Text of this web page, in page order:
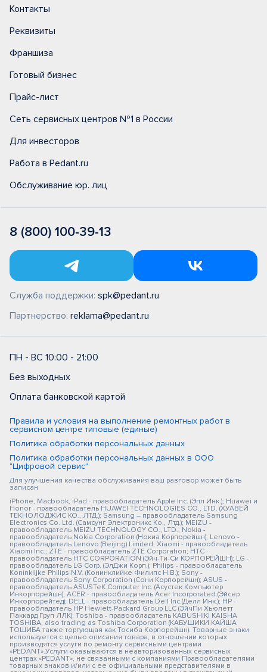
Контакты
Реквизиты
Франшиза
Готовый бизнес
Прайс-лист
Сеть сервисных центров №1 в России
Для инвесторов
Работа в Pedant.ru
Обслуживание юр. лиц
8 (800) 100-39-13
Служба поддержки: spk@pedant.ru
Партнерство: reklama@pedant.ru
ПН - ВС 10:00 - 21:00
Без выходных
Оплата банковской картой
Правила и условия на выполнение ремонтных работ в
сервисном центре типовые (единые)
Политика обработки персональных данных
Политика обработки персональных данных в ООО
"Цифровой сервис"
Для улучшения качества обслуживания ваш разговор может быть
записан
iPhone, Macbook, iPad - правообладатель Apple Inc. (Эпл Инк.); Huawei и
Honor - правообладатель HUAWEI TECHNOLOGIES CO., LTD. (ХУАВЕЙ
ТЕКНОЛОДЖИС КО., ЛТД.); Samsung – правообладатель Samsung
Electronics Co. Ltd. (Самсунг Электроникс Ко., Лтд.); MEIZU -
правообладатель MEIZU TECHNOLOGY CO., LTD.; Nokia -
правообладатель Nokia Corporation (Нокиа Корпорейшн); Lenovo -
правообладатель Lenovo (Beijing) Limited; Xiaomi - правообладатель
Xiaomi Inc.; ZTE - правообладатель ZTE Corporation; HTC -
правообладатель HTC CORPORATION (Эйч-Ти-Си КОРПОРЕЙШН); LG -
правообладатель LG Corp. (ЭлДжи Корп.); Philips - правообладатель
Koninklijke Philips N.V. (Конинклийке Филипс Н.В.); Sony -
правообладатель Sony Corporation (Сони Корпорейшн); ASUS -
правообладатель ASUSTeK Computer Inc. (Асустек Компьютер
Инкорпорейшн); ACER - правообладатель Acer Incorporated (Эйсер
Инкорпорейтед); DELL - правообладатель Dell Inc.(Делл Инк.); HP -
правообладатель HP Hewlett-Packard Group LLC (ЭйчПи Хьюлетт
Паккард Груп ЛЛК); Toshiba - правообладатель KABUSHIKI KAISHA
TOSHIBA, also trading as Toshiba Corporation (КАБУШИКИ КАЙША
ТОШИБА также торгующая как Тосиба Корпорейшн). Товарные знаки
используется с целью описания товара, в отношении которых
производятся услуги по ремонту сервисными центрами
«PEDANT».Услуги оказываются в неавторизованных сервисных
центрах «PEDANT», не связанными с компаниями Правообладателями
товарных знаков и/или с ее официальными представителями в